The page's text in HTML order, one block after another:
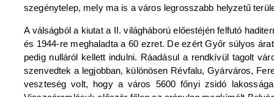
szegénytelep, mely ma is a város legrosszabb helyzetű
A válságból a kiutat a II. világháború előestéjén felfutó
és 1944-re meghaladta a 60 ezret. De ezért Győr súlyos
pedig nulláról kellett indulni. Ráadásul a rendkívül tagolt
szenvedtek a legjobban, különösen Révfalu, Gyárváros,
veszteség volt, hogy a város 5600 főnyi zsidó